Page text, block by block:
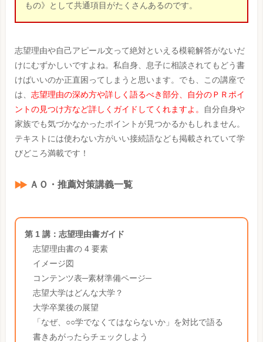
もの》として共通項目がたくさんあるのです。
志望理由や自己アピール文って絶対といえる模範解答がないだ
けにむずかしいですよね。私自身、息子に相談されてもどう書
けばいいのか正直困ってしまうと思います。でも、この講座で
は、 志望理由の深め方や詳しく語るべき部分、自分のＰＲポイ
ントの見つけ方など詳しくガイドしてくれますよ。
自分自身や
家族でも気づかなかったポイントが見つかるかもしれません。
テキストには使わない方がいい接続語なども掲載されていて学
びどころ満載です！
ＡＯ・推薦対策講義一覧
第 1 講：志望理由書ガイド
志望理由書の 4 要素
イメージ図
コンテンツ表─素材準備ページ─
志望大学はどんな大学？
大学卒業後の展望
「なぜ、○○学でなくてはならないか」を対比で語る
書きあがったらチェックしよう